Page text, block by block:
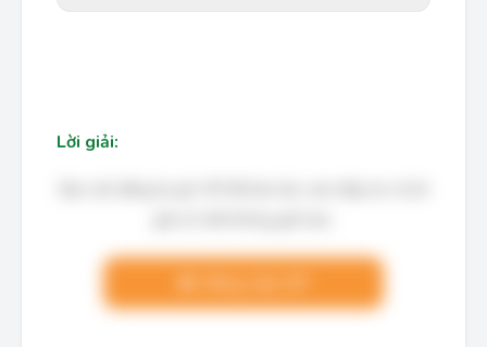
Lời giải: